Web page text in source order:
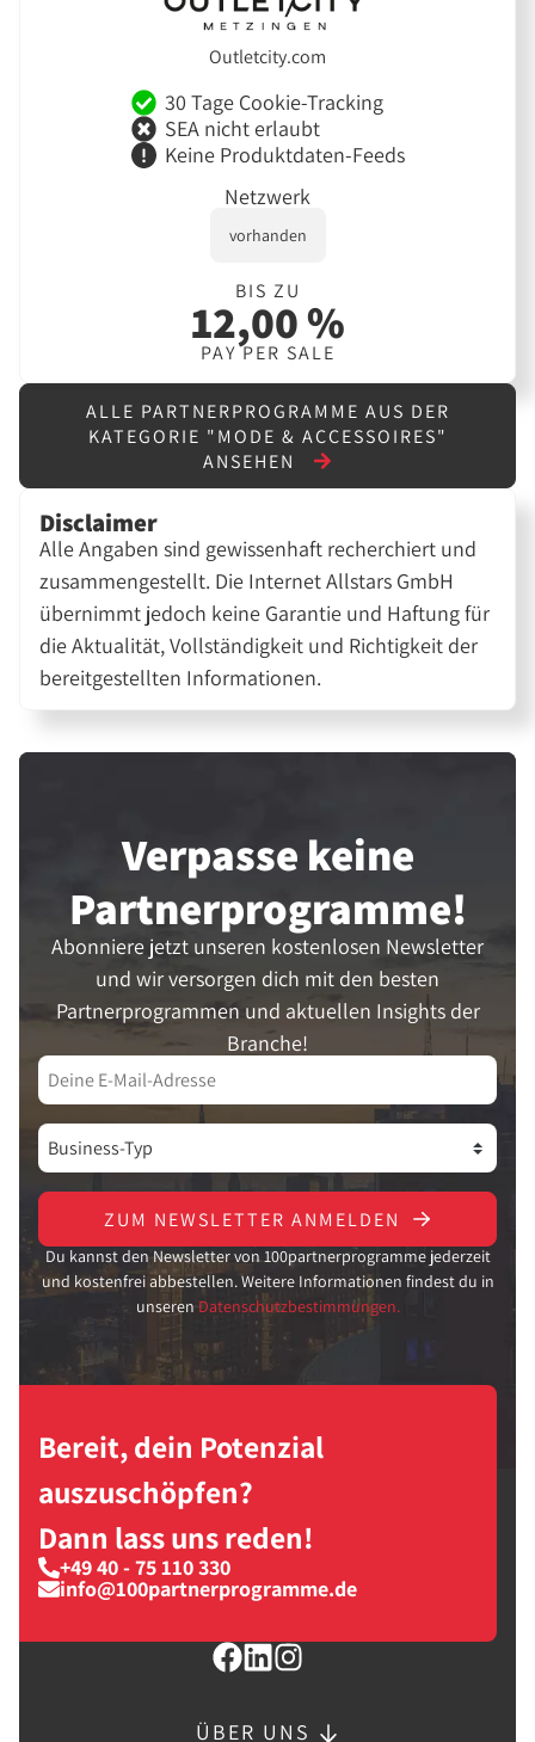
Outletcity.com
30 Tage Cookie-Tracking
SEA nicht erlaubt
Keine Produktdaten-Feeds
Netzwerk
vorhanden
BIS ZU
12,00 %
PAY PER SALE
ALLE PARTNERPROGRAMME AUS DER
KATEGORIE "MODE & ACCESSOIRES"
ANSEHEN
Disclaimer
Alle Angaben sind gewissenhaft recherchiert und
zusammengestellt. Die Internet Allstars GmbH
übernimmt jedoch keine Garantie und Haftung für
die Aktualität, Vollständigkeit und Richtigkeit der
bereitgestellten Informationen.
Verpasse keine
Partner­programme!
Abonniere jetzt unseren kostenlosen Newsletter
und wir versorgen dich mit den besten
Partnerprogrammen und aktuellen Insights der
Branche!
ZUM NEWSLETTER ANMELDEN
Du kannst den Newsletter von 100partnerprogramme jederzeit
und kostenfrei abbestellen. Weitere Informationen findest du in
unseren Datenschutzbestimmungen.
Bereit, dein Potenzial
auszuschöpfen?
Dann lass uns reden!
+49 40 - 75 110 330
info@100partnerprogramme.de
ÜBER UNS